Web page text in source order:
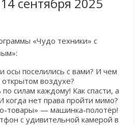
сентября 2025
«Чудо техники» с
осы поселились с вами? И чем
открытом воздухе?
силам каждому! Как спасти, а
когда нет права пройти мимо?
товары» — машинка-полотёр!
с удивительной камерой в